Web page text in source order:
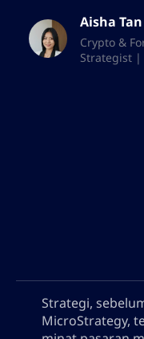
Aisha Tan
Crypto &
Strategist |
Strategi,
MicroStrategy,